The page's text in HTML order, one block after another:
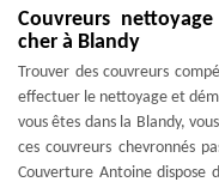
Couvreurs
cher à Blandy
Trouver des couvreurs
effectuer le nettoyage et
vous êtes dans la Blandy,
ces couvreurs chevronnés
Couverture Antoine dispose